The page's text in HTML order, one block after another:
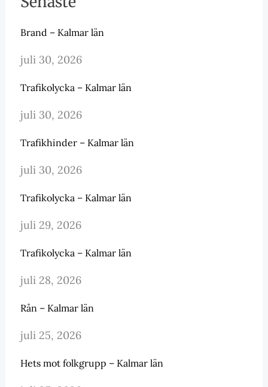
Brand – Kalmar län
juli 30, 2026
Trafikolycka – Kalmar län
juli 30, 2026
Trafikhinder – Kalmar län
juli 30, 2026
Trafikolycka – Kalmar län
juli 29, 2026
Trafikolycka – Kalmar län
juli 28, 2026
Rån – Kalmar län
juli 25, 2026
Hets mot folkgrupp – Kalmar län